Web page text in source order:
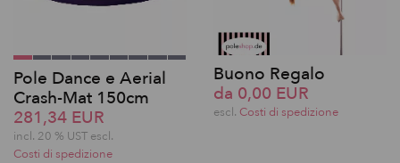
Pole Dance e Aerial
Crash-Mat 150cm
281,34 EUR
incl. 20 % UST escl.
Costi di spedizione
Buono Regalo
da 0,00 EUR
escl. Costi di spedizione